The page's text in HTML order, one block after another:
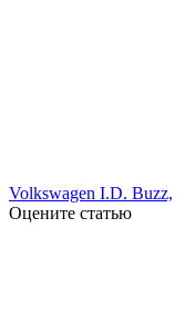
Volkswagen I.D. Buzz,
Оцените статью